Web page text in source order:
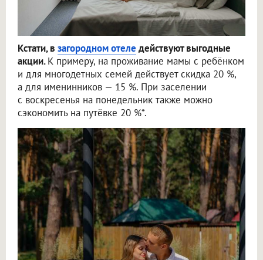
Кстати, в загородном отеле действуют выгодные
акции.К примеру, на проживание мамы с ребёнком
и для многодетных семей действует скидка 20 %,
а для именинников — 15 %. При заселении
с воскресенья на понедельник также можно
сэкономить на путёвке 20 %*.